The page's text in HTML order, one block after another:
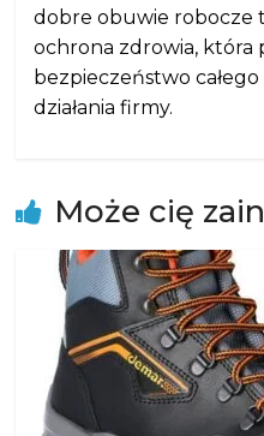
dobre obuwie robocze
ochrona zdrowia, która
bezpieczeństwo
działania firmy.
Może cię